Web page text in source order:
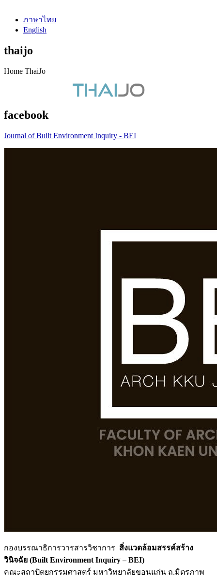
ภาษาไทย
English
thaijo
Home ThaiJo
facebook
Journal of Built Environment Inquiry - BEI
กองบรรณาธิการวารสารวิชาการ สิ่งแวดล้อมสรรค์สร้าง
วินิจฉัย (Built Environment Inquiry – BEI)
คณะสถาปัตยกรรมศาสตร์ มหาวิทยาลัยขอนแก่น ถ.มิตรภาพ